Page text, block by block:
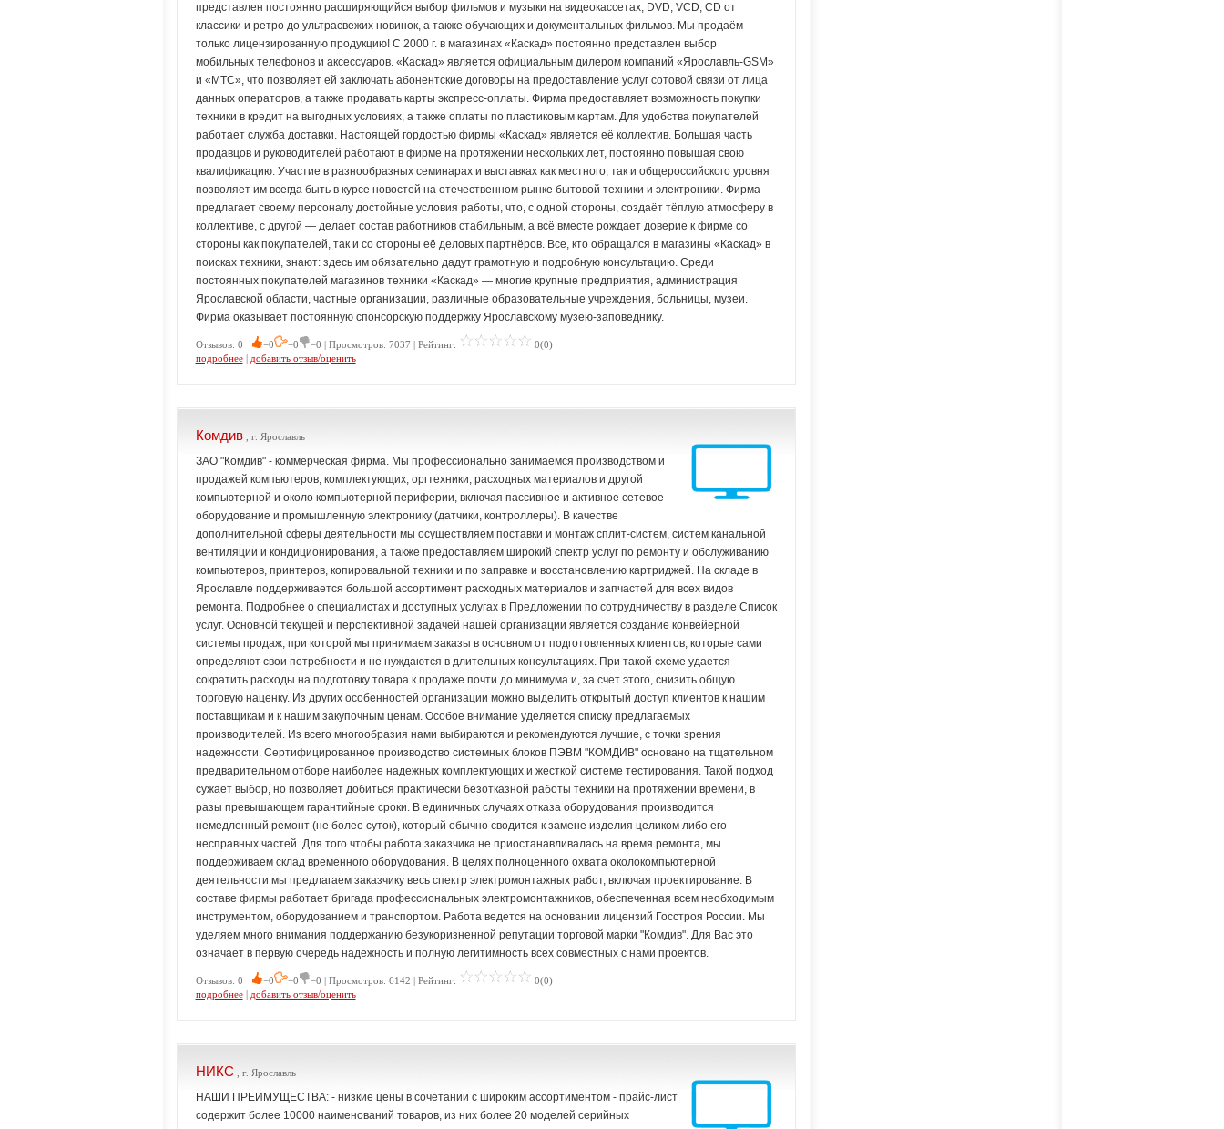
представлен постоянно расширяющийся выбор фильмов и музыки на видеокассетах, DVD, VCD, CD от
классики и ретро до ультрасвежих новинок, а также обучающих и документальных фильмов. Мы продаём
только лицензированную продукцию! С 2000 г. в магазинах «Каскад» постоянно представлен выбор
мобильных телефонов и аксессуаров. «Каскад» является официальным дилером компаний «Ярославль-GSM»
и «МТС», что позволяет ей заключать абонентские договоры на предоставление услуг сотовой связи от лица
данных операторов, а также продавать карты экспресс-оплаты. Фирма предоставляет возможность покупки
техники в кредит на выгодных условиях, а также оплаты по пластиковым картам. Для удобства покупателей
работает служба доставки. Настоящей гордостью фирмы «Каскад» является её коллектив. Большая часть
продавцов и руководителей работают в фирме на протяжении нескольких лет, постоянно повышая свою
квалификацию. Участие в разнообразных семинарах и выставках как местного, так и общероссийского уровня
позволяет им всегда быть в курсе новостей на отечественном рынке бытовой техники и электроники. Фирма
предлагает своему персоналу достойные условия работы, что, с одной стороны, создаёт тёплую атмосферу в
коллективе, с другой — делает состав работников стабильным, а всё вместе рождает доверие к фирме со
стороны как покупателей, так и со стороны её деловых партнёров. Все, кто обращался в магазины «Каскад» в
поисках техники, знают: здесь им обязательно дадут грамотную и подробную консультацию. Среди
постоянных покупателей магазинов техники «Каскад» — многие крупные предприятия, администрация
Ярославской области, частные организации, различные образовательные учреждения, больницы, музеи.
Фирма оказывает постоянную спонсорскую поддержку Ярославскому музею-заповеднику.
Отзывов: 0 −0 −0 −0 | Просмотров: 7037 | Рейтинг:
0(0)
подробнее| добавить отзыв/оценить
Комдив, г. Ярославль
ЗАО "Комдив" - коммерческая фирма. Мы профессионально занимаемся производством и
продажей компьютеров, комплектующих, оргтехники, расходных материалов и другой
компьютерной и около компьютерной периферии, включая пассивное и активное сетевое
оборудование и промышленную электронику (датчики, контроллеры). В качестве
дополнительной сферы деятельности мы осуществляем поставки и монтаж сплит-систем, систем канальной
вентиляции и кондиционирования, а также предоставляем широкий спектр услуг по ремонту и обслуживанию
компьютеров, принтеров, копировальной техники и по заправке и восстановлению картриджей. На складе в
Ярославле поддерживается большой ассортимент расходных материалов и запчастей для всех видов
ремонта. Подробнее о специалистах и доступных услугах в Предложении по сотрудничеству в разделе Список
услуг. Основной текущей и перспективной задачей нашей организации является создание конвейерной
системы продаж, при которой мы принимаем заказы в основном от подготовленных клиентов, которые сами
определяют свои потребности и не нуждаются в длительных консультациях. При такой схеме удается
сократить расходы на подготовку товара к продаже почти до минимума и, за счет этого, снизить общую
торговую наценку. Из других особенностей организации можно выделить открытый доступ клиентов к нашим
поставщикам и к нашим закупочным ценам. Особое внимание уделяется списку предлагаемых
производителей. Из всего многообразия нами выбираются и рекомендуются лучшие, с точки зрения
надежности. Сертифицированное производство системных блоков ПЭВМ "КОМДИВ" основано на тщательном
предварительном отборе наиболее надежных комплектующих и жесткой системе тестирования. Такой подход
сужает выбор, но позволяет добиться практически безотказной работы техники на протяжении времени, в
разы превышающем гарантийные сроки. В единичных случаях отказа оборудования производится
немедленный ремонт (не более суток), который обычно сводится к замене изделия целиком либо его
несправных частей. Для того чтобы работа заказчика не приостанавливалась на время ремонта, мы
поддерживаем склад временного оборудования. В целях полноценного охвата околокомпьютерной
деятельности мы предлагаем заказчику весь спектр электромонтажных работ, включая проектирование. В
составе фирмы работает бригада профессиональных электромонтажников, обеспеченная всем необходимым
инструментом, оборудованием и транспортом. Работа ведется на основании лицензий Госстроя России. Мы
уделяем много внимания поддержанию безукоризненной репутации торговой марки "Комдив". Для Вас это
означает в первую очередь надежность и полную легитимность всех совместных с нами проектов.
Отзывов: 0 −0 −0 −0 | Просмотров: 6142 | Рейтинг:
0(0)
подробнее| добавить отзыв/оценить
НИКС , г. Ярославль
НАШИ ПРЕИМУЩЕСТВА: - низкие цены в сочетании с широким ассортиментом - прайс-лист
содержит более 10000 наименований товаров, из них более 20 моделей серийных